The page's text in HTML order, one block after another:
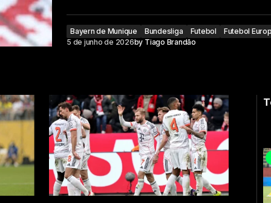
Bayern de Munique Bundesliga Futebol Futebol
5 de junho de 2026by Tiago Brandão